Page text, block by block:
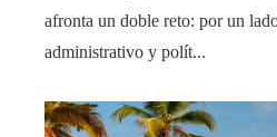
afronta un doble reto: por un
administrativo y polít...